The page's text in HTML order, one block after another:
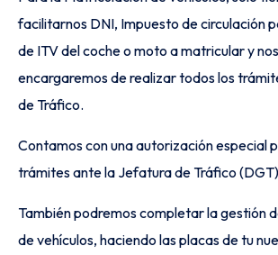
facilitarnos DNI, Impuesto de circulación
de ITV del coche o moto a matricular y
encargaremos de realizar todos los
de Tráfico.
Contamos con una autorización especial
trámites ante la Jefatura de Tráfico
También podremos completar la gestión
de vehículos, haciendo las placas de tu